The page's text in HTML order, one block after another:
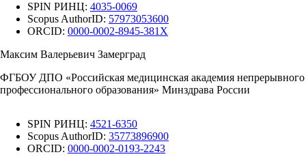
SPIN РИНЦ: 4035-0069
Scopus AuthorID: 57973053600
ORCID: 0000-0002-8945-381X
Максим Валерьевич Замерград
ФГБОУ ДПО «Российская медицинская академия непрерывного
профессионального образования» Минздрава России
SPIN РИНЦ: 4521-6350
Scopus AuthorID: 35773896900
ORCID: 0000-0002-0193-2243